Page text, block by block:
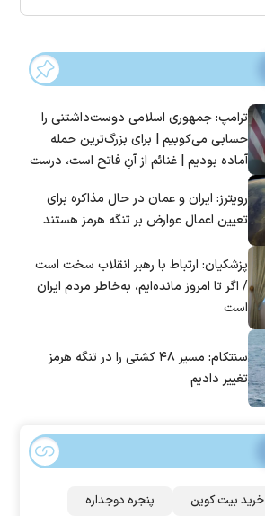
ترامپ: جمهوری اسلامی دوست‌داشتنی را
حسابی می‌کوبیم | برای بزرگ‌ترین حمله
آماده بودیم | غنائم از آنِ فاتح است، درست
رویترز: ایران و عمان در حال مذاکره برای
تعیین اعمال عوارض بر تنگه هرمز هستند
پزشکیان: ارتباط با رهبر انقلاب سخت است
/ اگر تا امروز مانده‌ایم، به‌خاطر مردم ایران
است
سنتکام: مسیر ۴۸ کشتی را در تنگه هرمز
تغییر دادیم
خرید بیت کوین پنجره دوجداره